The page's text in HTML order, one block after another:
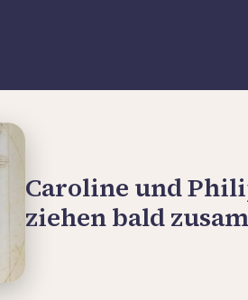
Caroline und
ziehen bald